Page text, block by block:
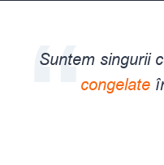
Suntem singurii
congelate